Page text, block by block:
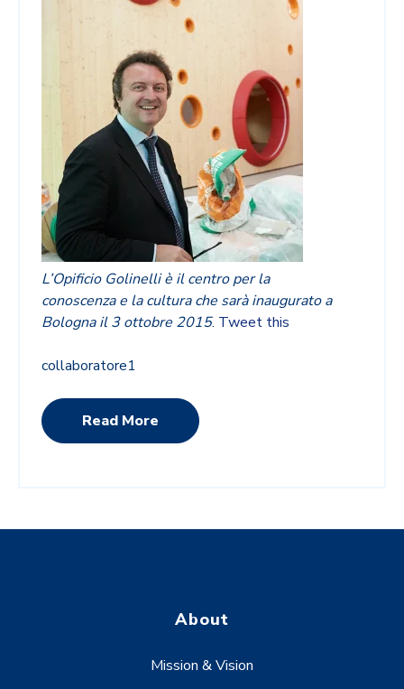
L’Opificio Golinelli è il centro per la
conoscenza e la cultura che sarà inaugurato a
Bologna il 3 ottobre 2015. Tweet this
collaboratore1
Read More
About
Mission & Vision